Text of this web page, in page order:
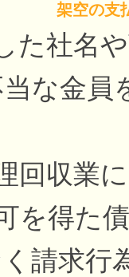
架空の支
た社名
な金
回収業
を得た
請求行